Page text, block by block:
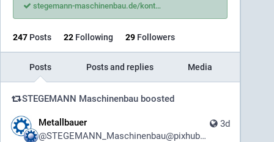
stegemann-maschinenbau.de/kont
247 Posts 22 Following 29 Followers
Posts Posts and replies Media
STEGEMANN Maschinenbau boosted
3d
Metallbauer
@STEGEMANN_Maschinenbau@pixhub.social